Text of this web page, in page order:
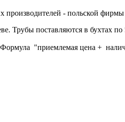
- польской фирмы
Трубы поставляются в бухтах по
"приемлемая цена +